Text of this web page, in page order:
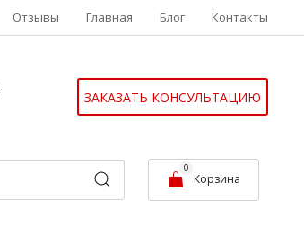
Отзывы Главная Блог Контакты
ЗАКАЗАТЬ КОНСУЛЬТАЦИЮ
0
Корзина